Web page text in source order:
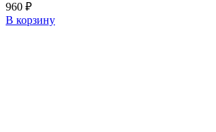
960 ₽
В корзину